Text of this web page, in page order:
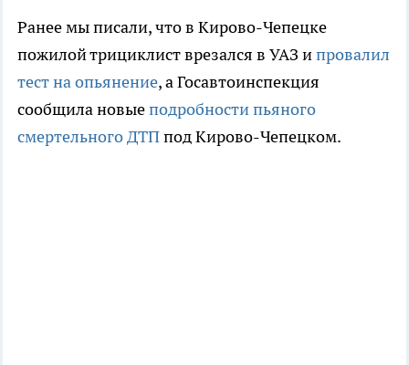
Ранее мы писали, что в Кирово-Чепецке
пожилой трициклист врезался в УАЗ ипровалил
тест на опьянение, а Госавтоинспекция
сообщила новыеподробности пьяного
смертельного ДТПпод Кирово-Чепецком.